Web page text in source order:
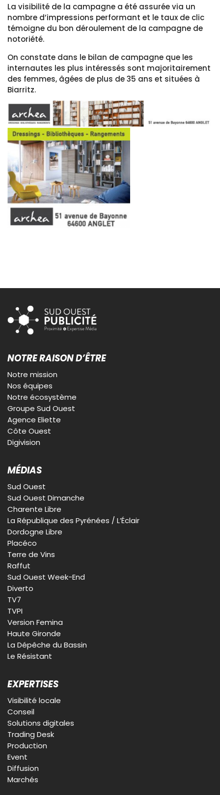
La visibilité de la campagne a été assurée via un
nombre d’impressions performant et le taux de clic
témoigne du bon déroulement de la campagne de
notoriété.
On constate dans le bilan de campagne que les
internautes les plus intéressés sont majoritairement
des femmes, âgées de plus de 35 ans et situées à
Biarritz.
NOTRE RAISON D’ÊTRE
Notre mission
Nos équipes
Notre écosystème
Groupe Sud Ouest
Agence Eliette
Côte Ouest
Digivision
MÉDIAS
Sud Ouest
Sud Ouest Dimanche
Charente Libre
La République des Pyrénées / L’Éclair
Dordogne Libre
Placéco
Terre de Vins
Raffut
Sud Ouest Week-End
Diverto
TV7
TVPI
Version Femina
Haute Gironde
La Dépêche du Bassin
Le Résistant
EXPERTISES
Visibilité locale
Conseil
Solutions digitales
Trading Desk
Production
Event
Diffusion
Marchés